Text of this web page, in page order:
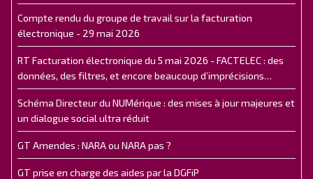
Compte rendu du groupe de travail sur la facturation
électronique - 29 mai 2026
RT Facturation électronique du 5 mai 2026 - FACTELEC : des
données, des filtres, et encore beaucoup d’imprécisions…
Schéma Directeur du NUMérique : des mises à jour majeures et
un dialogue social ultra réduit
GT Amendes : NARA ou NARA pas ?
GT prise en charge des aides par la DGFiP